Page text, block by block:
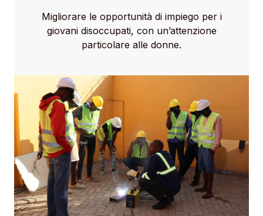
Migliorare le opportunità di impiego per i
giovani disoccupati, con un’attenzione
particolare alle donne.